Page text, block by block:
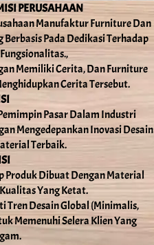
PERUSAHAAN
Manufaktur Furniture Dan
Pada Dedikasi Terhadap
Memiliki Cerita, Dan Furniture
Cerita Tersebut.
Pasar Dalam Industri
Mengedepankan Inovasi Desain
Terbaik.
Produk Dibuat Dengan Material
Yang Ketat.
Tren Desain Global (Minimalis,
Memenuhi Selera Klien Yang